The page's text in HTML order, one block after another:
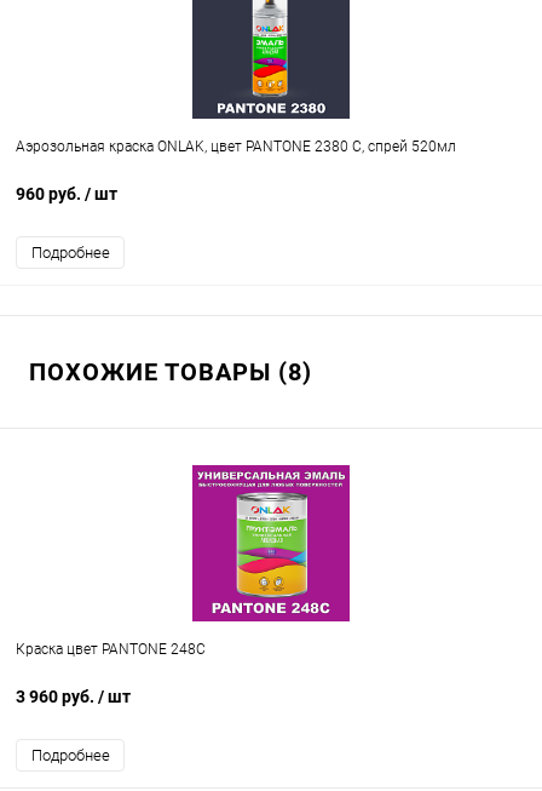
Аэрозольная краска ONLAK, цвет PANTONE 2380 C, спрей 520мл
960 руб. / шт
Подробнее
ПОХОЖИЕ ТОВАРЫ (8)
Краска цвет PANTONE 248C
3 960 руб. / шт
Подробнее